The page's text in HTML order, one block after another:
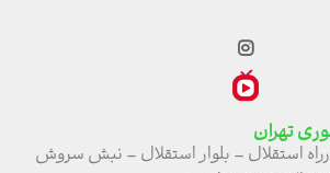
تهران
استقلال – بلوار استقلال – نبش سروش